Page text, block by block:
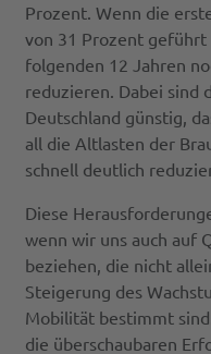
Prozent. Wenn die
von 31 Prozent geführt
folgenden 12 Jahren
reduzieren. Dabei sind
Deutschland günstig,
all die Altlasten der
schnell deutlich
Diese
wenn wir uns auch auf
beziehen, die nicht
Steigerung des
Mobilität bestimmt
die überschaubaren